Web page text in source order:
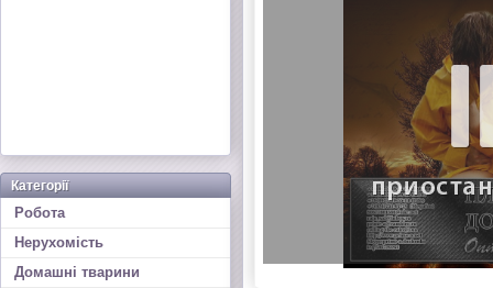
Категорії
Робота
Нерухомість
Домашні тварини